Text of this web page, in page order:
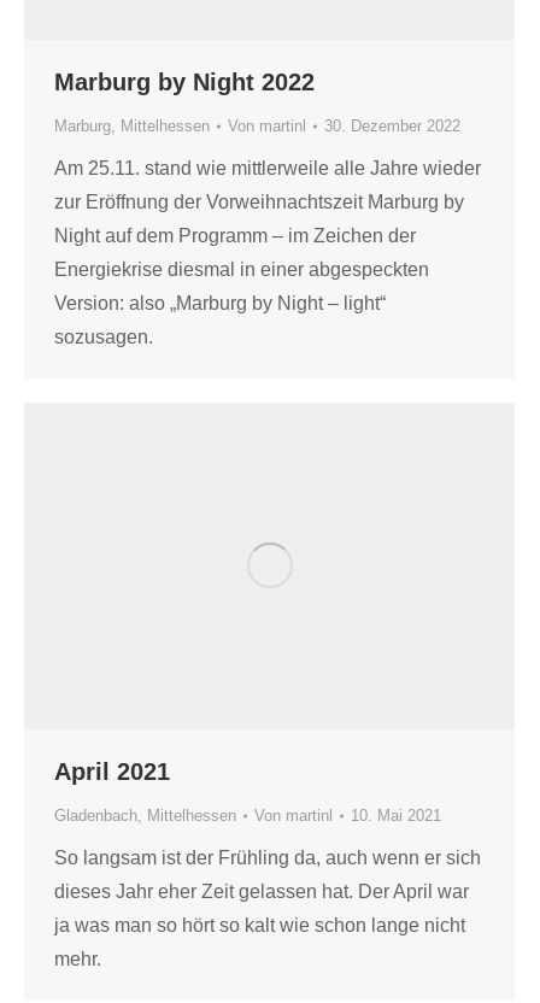
Marburg by Night 2022
Marburg, Mittelhessen Von martinl 30. Dezember 2022
Am 25.11. stand wie mittlerweile alle Jahre wieder
zur Eröffnung der Vorweihnachtszeit Marburg by
Night auf dem Programm – im Zeichen der
Energiekrise diesmal in einer abgespeckten
Version: also „Marburg by Night – light“
sozusagen.
April 2021
Gladenbach, Mittelhessen Von martinl 10. Mai 2021
So langsam ist der Frühling da, auch wenn er sich
dieses Jahr eher Zeit gelassen hat. Der April war
ja was man so hört so kalt wie schon lange nicht
mehr.